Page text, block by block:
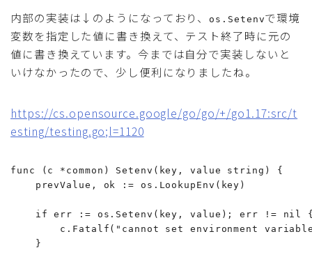
内部の実装は↓のようになっており、 os.Setenvで環境
変数を指定した値に書き換えて、テスト終了時に元の
値に書き換えています。今までは自分で実装しないと
いけなかったので、少し便利になりましたね。
https://cs.opensource.google/go/go/+/go1.17:src/t
esting/testing.go;l=1120
func (c *common) Setenv(key, value string) {
    prevValue, ok := os.LookupEnv(key)
if err := os.Setenv(key, value); err != nil
c.Fatalf("cannot set environment
    }